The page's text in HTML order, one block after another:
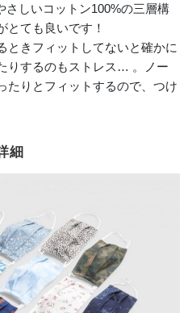
さしいコットン100%の三層構
とても良いです！
ときフィットしてないと確かに
りするのもストレス… 。ノー
たりとフィットするので、つけ
細